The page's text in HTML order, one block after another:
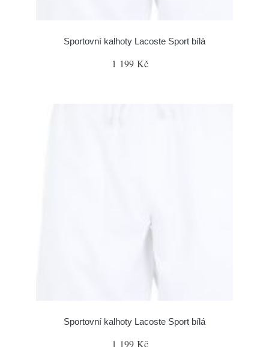
Sportovní kalhoty Lacoste Sport bílá
1 199 Kč
Sportovní kalhoty Lacoste Sport bílá
1 199 Kč